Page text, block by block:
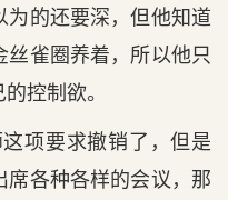
的还要深，但他知道
雀圈养着，所以他只
控制欲。
项要求撤销了，但是
各种各样的会议，那